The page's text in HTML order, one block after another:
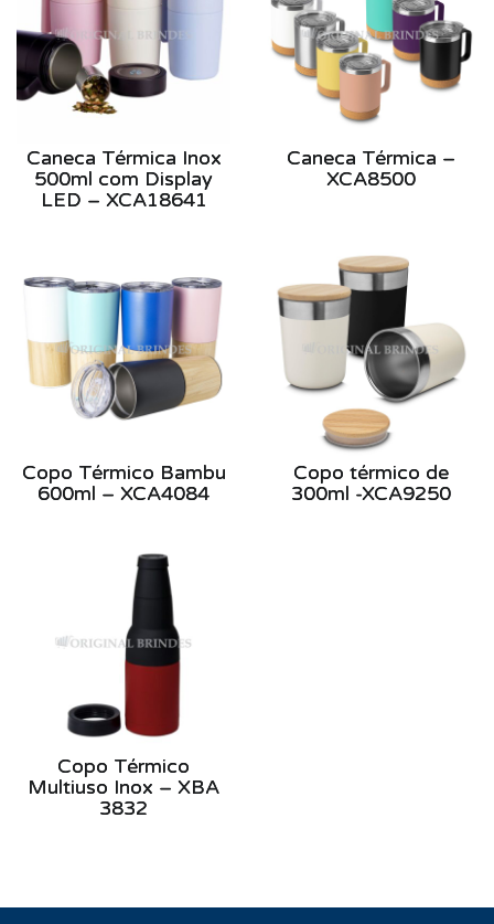
Caneca Térmica Inox
500ml com Display
LED – XCA18641
Caneca Térmica –
XCA8500
Copo Térmico Bambu
600ml – XCA4084
Copo térmico de
300ml -XCA9250
Copo Térmico
Multiuso Inox – XBA
3832